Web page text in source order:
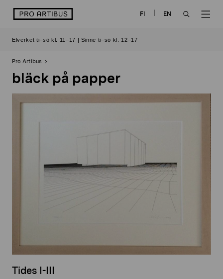
logo FI
EN
Elverket ti–sö kl. 11–17 | Sinne ti–sö kl. 12–17
Pro Artibus
bläck på papper
Tides I-III